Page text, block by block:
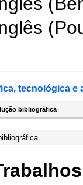
tecnológica e
bibliográfica